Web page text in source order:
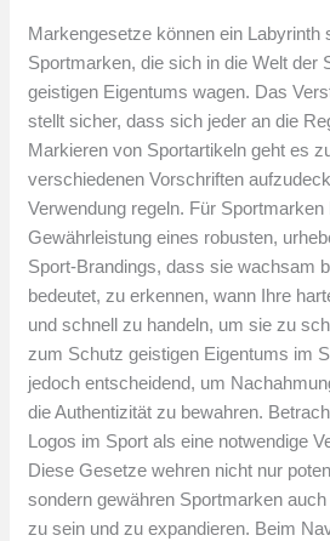
Markengesetze können ein Labyrinth
Sportmarken, die sich in die Welt der
geistigen Eigentums wagen. Das
stellt sicher, dass sich jeder an die
Markieren von Sportartikeln geht es
verschiedenen Vorschriften
Verwendung regeln. Für Sportmarken
Gewährleistung eines robusten,
Sport-Brandings, dass sie wachsam
bedeutet, zu erkennen, wann Ihre
und schnell zu handeln, um sie zu
zum Schutz geistigen Eigentums im
jedoch entscheidend, um
die Authentizität zu bewahren.
Logos im Sport als eine notwendige
Diese Gesetze wehren nicht nur
sondern gewähren Sportmarken
zu sein und zu expandieren. Beim